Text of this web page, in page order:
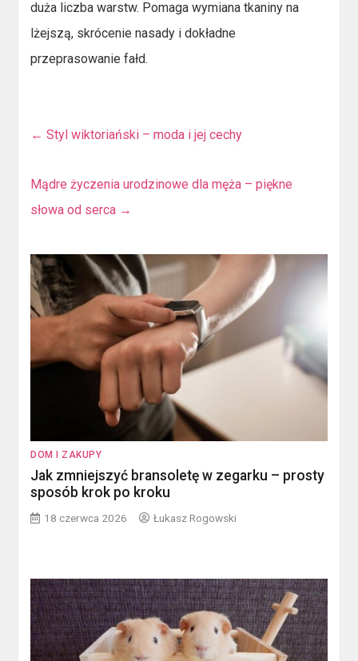
duża liczba warstw. Pomaga wymiana tkaniny na
lżejszą, skrócenie nasady i dokładne
przeprasowanie fałd.
← Styl wiktoriański – moda i jej cechy
Mądre życzenia urodzinowe dla męża – piękne
słowa od serca →
DOM I ZAKUPY
Jak zmniejszyć bransoletę w zegarku – prosty
sposób krok po kroku
18 czerwca 2026 Łukasz Rogowski